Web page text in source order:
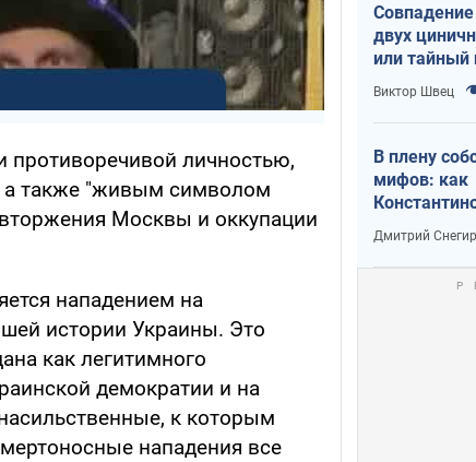
противоречивой личностью,
а также "живым символом
Москвы и оккупации
нападением на
истории Украины. Это
как легитимного
демократии и на
к которым
нападения все
двух
или тайный
и Путина?
Виктор Швец
В плену
мифов: как
главной
ловушкой
оккупантов
Дмитрий